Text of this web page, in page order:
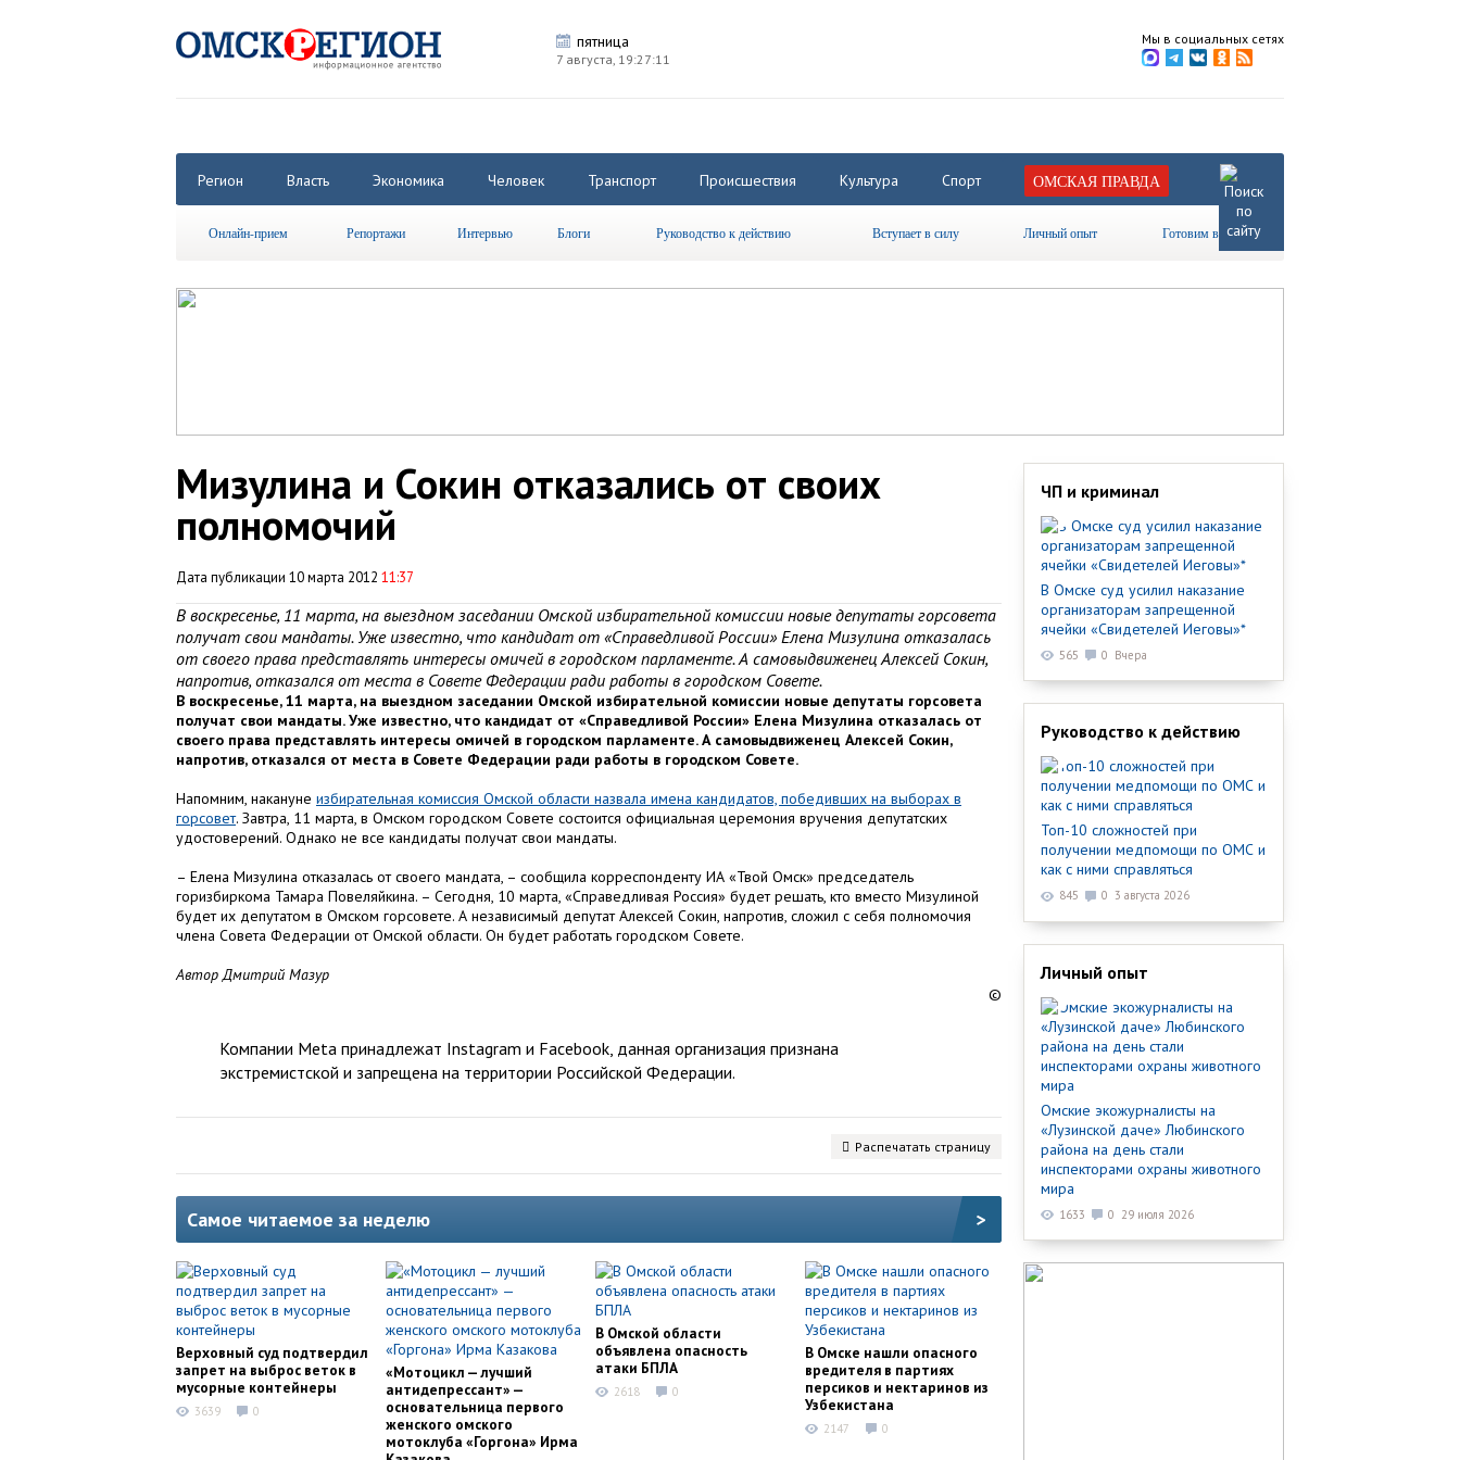
пятница
7 августа, 19:27:12
Мы в социальных сетях
Регион Власть Экономика Человек Транспорт Происшествия Культура Спорт ОМСКАЯ ПРАВДА
Онлайн-прием Репортажи Интервью Блоги Руководство к действию Вступает в силу Личный опыт Готовим вместе
Мизулина и Сокин отказались от своих
полномочий
Дата публикации 10 марта 2012 11:37
В воскресенье, 11 марта, на выездном заседании Омской избирательной комиссии новые депутаты горсовета
получат свои мандаты. Уже известно, что кандидат от «Справедливой России» Елена Мизулина отказалась
от своего права представлять интересы омичей в городском парламенте. А самовыдвиженец Алексей Сокин,
напротив, отказался от места в Совете Федерации ради работы в городском Совете.
В воскресенье, 11 марта, на выездном заседании Омской избирательной комиссии новые депутаты горсовета
получат свои мандаты. Уже известно, что кандидат от «Справедливой России» Елена Мизулина отказалась от
своего права представлять интересы омичей в городском парламенте. А самовыдвиженец Алексей Сокин,
напротив, отказался от места в Совете Федерации ради работы в городском Совете.
Напомним, накануне избирательная комиссия Омской области назвала имена кандидатов, победивших на выборах в
горсовет. Завтра, 11 марта, в Омском городском Совете состоится официальная церемония вручения депутатских
удостоверений. Однако не все кандидаты получат свои мандаты.
– Елена Мизулина отказалась от своего мандата, – сообщила корреспонденту ИА «Твой Омск» председатель
горизбиркома Тамара Повеляйкина. – Сегодня, 10 марта, «Справедливая Россия» будет решать, кто вместо Мизулиной
будет их депутатом в Омском горсовете. А независимый депутат Алексей Сокин, напротив, сложил с себя полномочия
члена Совета Федерации от Омской области. Он будет работать городском Совете.
Автор Дмитрий Мазур
©
Компании Meta принадлежат Instagram и Facebook, данная организация признана
экстремистской и запрещена на территории Российской Федерации.
Распечатать страницу
Самое читаемое за неделю >
Верховный суд подтвердил
запрет на выброс веток в
мусорные контейнеры
3639 0
«Мотоцикл — лучший
антидепрессант» —
основательница первого
женского омского
мотоклуба «Горгона» Ирма
В Омской области
объявлена опасность
атаки БПЛА
2618 0
В Омске нашли опасного
вредителя в партиях
персиков и нектаринов из
Узбекистана
2147 0
ЧП и криминал
В Омске суд усилил наказание
организаторам запрещенной
ячейки «Свидетелей Иеговы»*
565 0 Вчера
Руководство к действию
Топ-10 сложностей при
получении медпомощи по ОМС и
как с ними справляться
845 0 3 августа 2026
Личный опыт
Омские экожурналисты на
«Лузинской даче» Любинского
района на день стали
инспекторами охраны животного
мира
1633 0 29 июля 2026